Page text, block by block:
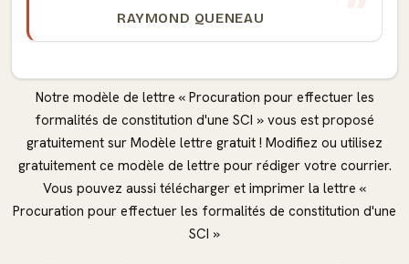
RAYMOND QUENEAU
Notre modèle de lettre « Procuration pour effectuer les
formalités de constitution d'une SCI » vous est proposé
gratuitement sur Modèle lettre gratuit ! Modifiez ou utilisez
gratuitement ce modèle de lettre pour rédiger votre courrier.
Vous pouvez aussi télécharger et imprimer la lettre «
Procuration pour effectuer les formalités de constitution d'une
SCI »